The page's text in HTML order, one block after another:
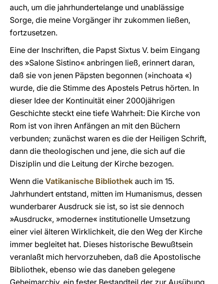
auch, um die jahrhundertelange und unablässige
Sorge, die meine Vorgänger ihr zukommen ließen,
fortzusetzen.
Eine der Inschriften, die Papst Sixtus V. beim Eingang
des »Salone Sistino« anbringen ließ, erinnert daran,
daß sie von jenen Päpsten begonnen (»inchoata «)
wurde, die die Stimme des Apostels Petrus hörten. In
dieser Idee der Kontinuität einer 2000jährigen
Geschichte steckt eine tiefe Wahrheit: Die Kirche von
Rom ist von ihren Anfängen an mit den Büchern
verbunden; zunächst waren es die der Heiligen Schrift,
dann die theologischen und jene, die sich auf die
Disziplin und die Leitung der Kirche bezogen.
Wenn die Vatikanische Bibliothek auch im 15.
Jahrhundert entstand, mitten im Humanismus, dessen
wunderbarer Ausdruck sie ist, so ist sie dennoch
»Ausdruck«, »moderne« institutionelle Umsetzung
einer viel älteren Wirklichkeit, die den Weg der Kirche
immer begleitet hat. Dieses historische Bewußtsein
veranlaßt mich hervorzuheben, daß die Apostolische
Bibliothek, ebenso wie das daneben gelegene
Geheimarchiv, ein fester Bestandteil der zur Ausübung